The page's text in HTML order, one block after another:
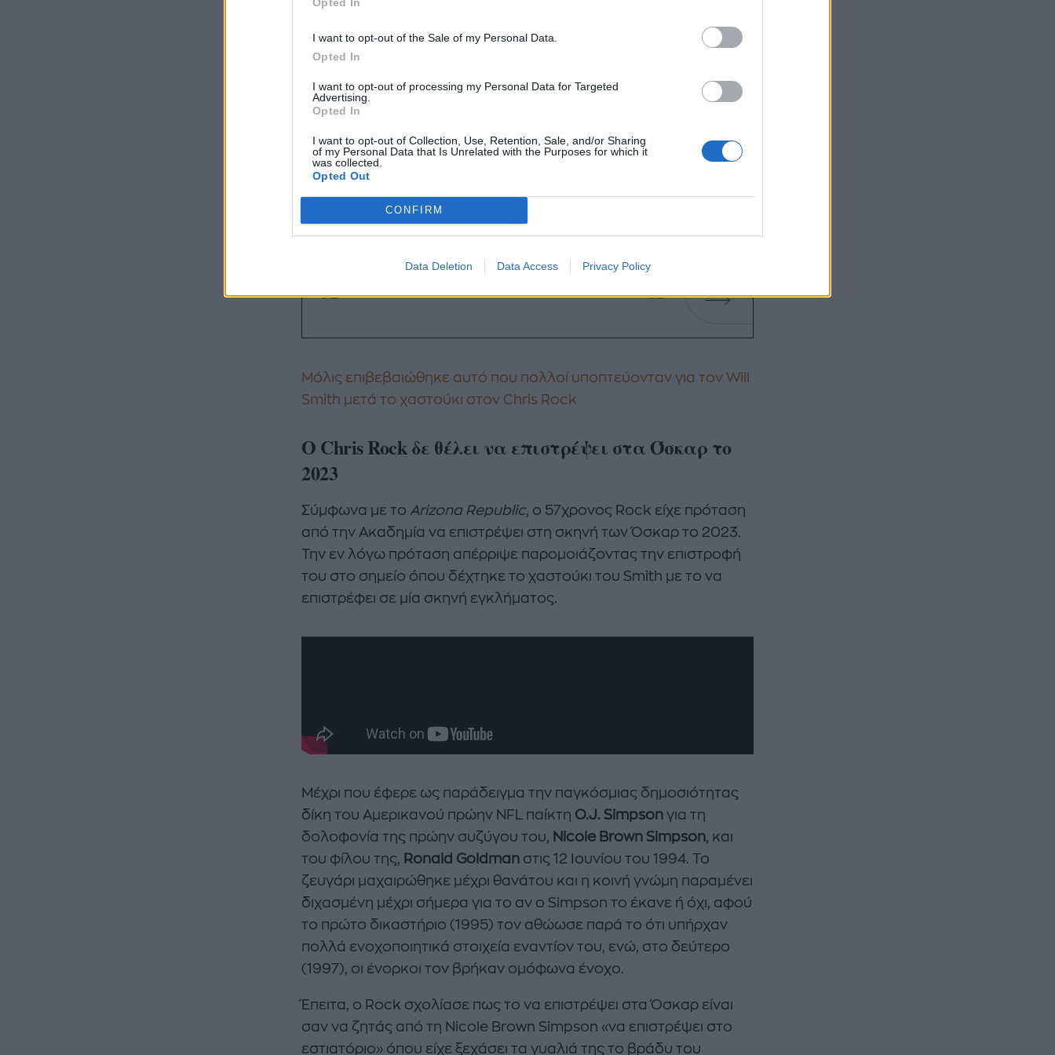
I want to opt-out of the Sale of my Personal Data.
Opted In
I want to opt-out of processing my Personal Data for Targeted
Advertising.
Opted In
I want to opt-out of Collection, Use, Retention, Sale, and/or Sharing
of my Personal Data that Is Unrelated with the Purposes for which it
was collected.
Opted Out
CONFIRM
Data Deletion Data Access Privacy Policy
01 05
Μόλις επιβεβαιώθηκε αυτό που πολλοί υποπτεύονταν για τον Will
Smith μετά το χαστούκι στον Chris Rock
Ο Chris Rock δε θέλει να επιστρέψει στα Όσκαρ το
2023
Σύμφωνα με το Arizona Republic, ο 57χρονος Rock είχε πρόταση
από την Ακαδημία να επιστρέψει στη σκηνή των Όσκαρ το 2023.
Την εν λόγω πρόταση απέρριψε παρομοιάζοντας την επιστροφή
του στο σημείο όπου δέχτηκε το χαστούκι του Smith με το να
επιστρέφει σε μία σκηνή εγκλήματος.
Μέχρι που έφερε ως παράδειγμα την παγκόσμιας δημοσιότητας
δίκη του Αμερικανού πρώην NFL παίκτη O.J. Simpson για τη
δολοφονία της πρώην συζύγου του, Nicole Brown Simpson, και
του φίλου της, Ronald Goldman στις 12 Ιουνίου του 1994. Το
ζευγάρι μαχαιρώθηκε μέχρι θανάτου και η κοινή γνώμη παραμένει
διχασμένη μέχρι σήμερα για το αν ο Simpson το έκανε ή όχι, αφού
το πρώτο δικαστήριο (1995) τον αθώωσε παρά το ότι υπήρχαν
πολλά ενοχοποιητικά στοιχεία εναντίον του, ενώ, στο δεύτερο
(1997), οι ένορκοι τον βρήκαν ομόφωνα ένοχο.
Έπειτα, ο Rock σχολίασε πως το να επιστρέψει στα Όσκαρ είναι
σαν να ζητάς από τη Nicole Brown Simpson «να επιστρέψει στο
εστιατόριο» όπου είχε ξεχάσει τα γυαλιά της το βράδυ του